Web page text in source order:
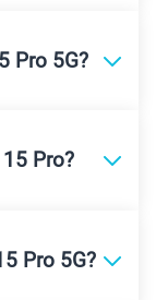
Pro 5G?
Pro?
Pro 5G?